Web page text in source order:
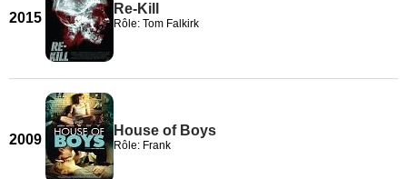
2015
Re-Kill
Rôle: Tom Falkirk
2009
House of Boys
Rôle: Frank